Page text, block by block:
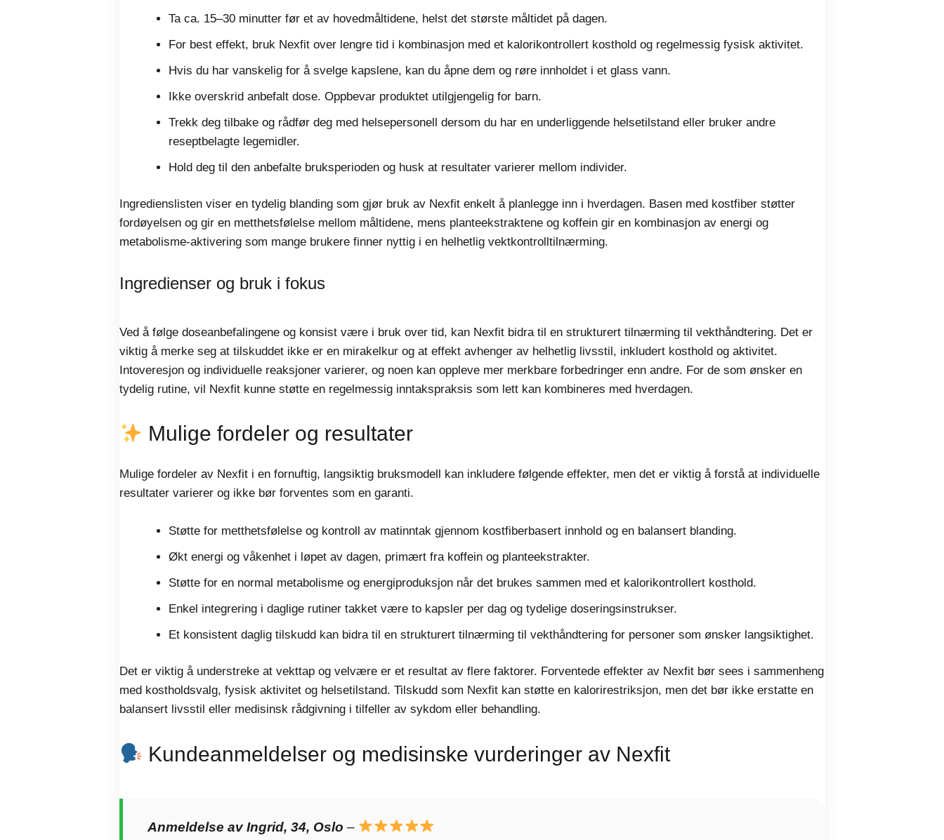
Ta ca. 15–30 minutter før et av hovedmåltidene, helst det største måltidet på dagen.
For best effekt, bruk Nexfit over lengre tid i kombinasjon med et kalorikontrollert kosthold og regelmessig fysisk aktivitet.
Hvis du har vanskelig for å svelge kapslene, kan du åpne dem og røre innholdet i et glass vann.
Ikke overskrid anbefalt dose. Oppbevar produktet utilgjengelig for barn.
Trekk deg tilbake og rådfør deg med helsepersonell dersom du har en underliggende helsetilstand eller bruker andre
reseptbelagte legemidler.
Hold deg til den anbefalte bruksperioden og husk at resultater varierer mellom individer.
Ingredienslisten viser en tydelig blanding som gjør bruk av Nexfit enkelt å planlegge inn i hverdagen. Basen med kostfiber støtter
fordøyelsen og gir en metthetsfølelse mellom måltidene, mens planteekstraktene og koffein gir en kombinasjon av energi og
metabolisme-aktivering som mange brukere finner nyttig i en helhetlig vektkontrolltilnærming.
Ingredienser og bruk i fokus
Ved å følge doseanbefalingene og konsist være i bruk over tid, kan Nexfit bidra til en strukturert tilnærming til vekthåndtering. Det er
viktig å merke seg at tilskuddet ikke er en mirakelkur og at effekt avhenger av helhetlig livsstil, inkludert kosthold og aktivitet.
Intoveresjon og individuelle reaksjoner varierer, og noen kan oppleve mer merkbare forbedringer enn andre. For de som ønsker en
tydelig rutine, vil Nexfit kunne støtte en regelmessig inntakspraksis som lett kan kombineres med hverdagen.
Mulige fordeler og resultater
Mulige fordeler av Nexfit i en fornuftig, langsiktig bruksmodell kan inkludere følgende effekter, men det er viktig å forstå at individuelle
resultater varierer og ikke bør forventes som en garanti.
Støtte for metthetsfølelse og kontroll av matinntak gjennom kostfiberbasert innhold og en balansert blanding.
Økt energi og våkenhet i løpet av dagen, primært fra koffein og planteekstrakter.
Støtte for en normal metabolisme og energiproduksjon når det brukes sammen med et kalorikontrollert kosthold.
Enkel integrering i daglige rutiner takket være to kapsler per dag og tydelige doseringsinstrukser.
Et konsistent daglig tilskudd kan bidra til en strukturert tilnærming til vekthåndtering for personer som ønsker langsiktighet.
Det er viktig å understreke at vekttap og velvære er et resultat av flere faktorer. Forventede effekter av Nexfit bør sees i sammenheng
med kostholdsvalg, fysisk aktivitet og helsetilstand. Tilskudd som Nexfit kan støtte en kalorirestriksjon, men det bør ikke erstatte en
balansert livsstil eller medisinsk rådgivning i tilfeller av sykdom eller behandling.
Kundeanmeldelser og medisinske vurderinger av Nexfit
Anmeldelse av Ingrid, 34, Oslo –